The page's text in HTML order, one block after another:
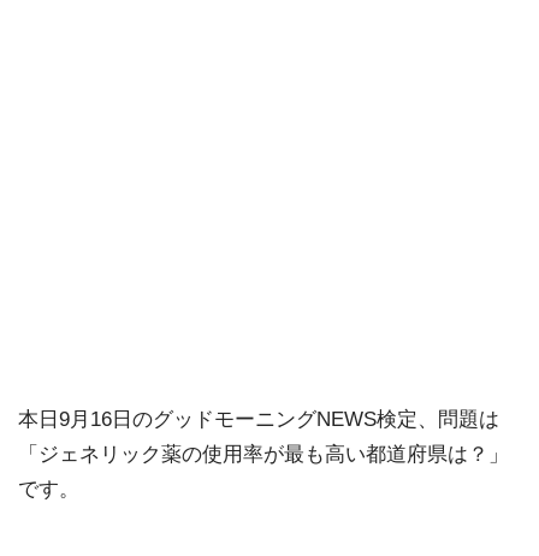
本日9月16日のグッドモーニングNEWS検定、問題は
「ジェネリック薬の使用率が最も高い都道府県は？」
です。